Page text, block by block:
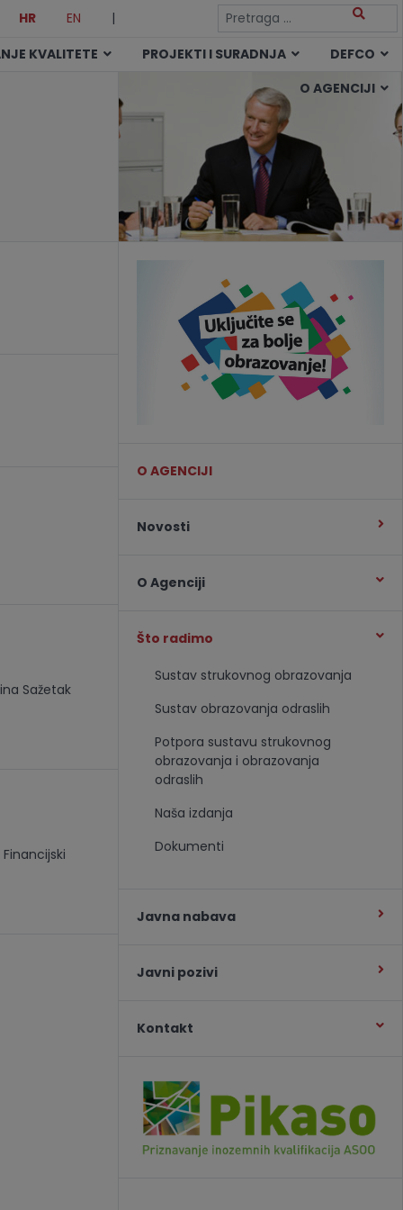
HR EN
|
KVALITETE
PROJEKTI I SURADNJA
DEFCO
O AGENCIJI
Sažetak
O AGENCIJI
Novosti
O Agenciji
Što radimo
Sustav strukovnog obrazovanja
Sustav obrazovanja odraslih
Potpora sustavu strukovnog
obrazovanja i obrazovanja
odraslih
Naša izdanja
Dokumenti
Javna nabava
Javni pozivi
Kontakt